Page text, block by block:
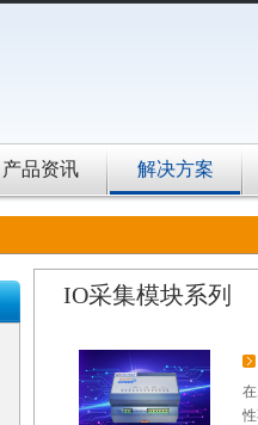
产品资讯 解决方案
IO采集模块系列